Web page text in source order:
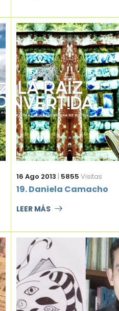
16 Ago 2013 | 5855 Visitas
19. Daniela Camacho
LEER MÁS